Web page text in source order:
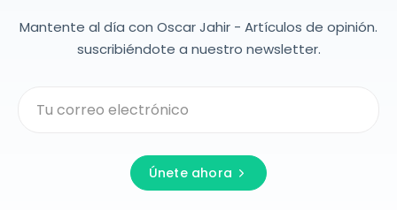
Mantente al día con Oscar Jahir - Artículos de opinión.
suscribiéndote a nuestro newsletter.
Únete ahora